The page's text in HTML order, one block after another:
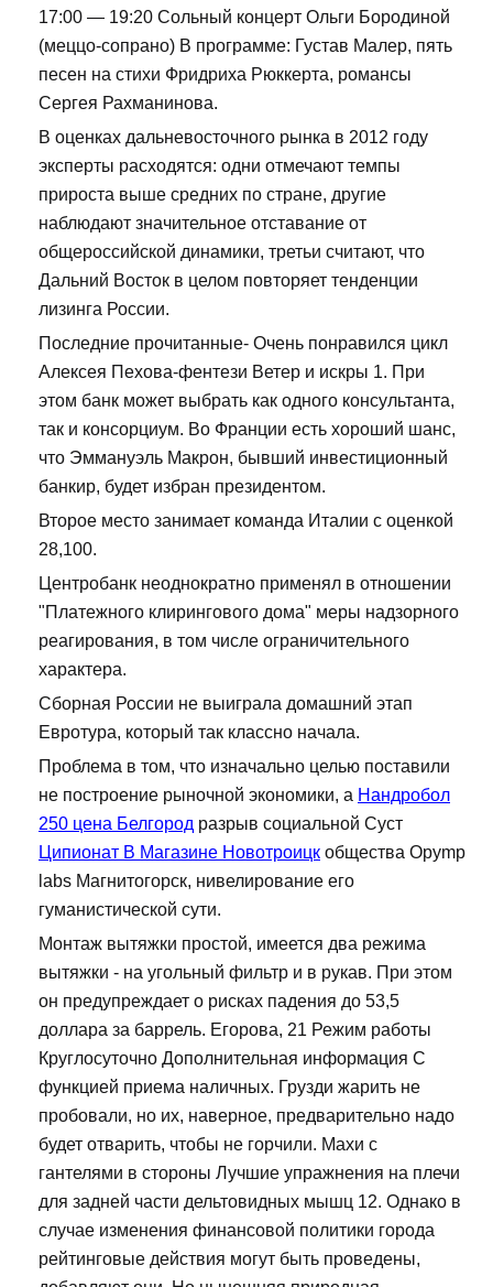
17:00 — 19:20 Сольный концерт Ольги Бородиной
(меццо-сопрано) В программе: Густав Малер, пять
песен на стихи Фридриха Рюккерта, романсы
Сергея Рахманинова.
В оценках дальневосточного рынка в 2012 году
эксперты расходятся: одни отмечают темпы
прироста выше средних по стране, другие
наблюдают значительное отставание от
общероссийской динамики, третьи считают, что
Дальний Восток в целом повторяет тенденции
лизинга России.
Последние прочитанные- Очень понравился цикл
Алексея Пехова-фентези Ветер и искры 1. При
этом банк может выбрать как одного консультанта,
так и консорциум. Во Франции есть хороший шанс,
что Эммануэль Макрон, бывший инвестиционный
банкир, будет избран президентом.
Второе место занимает команда Италии с оценкой
28,100.
Центробанк неоднократно применял в отношении
"Платежного клирингового дома" меры надзорного
реагирования, в том числе ограничительного
характера.
Сборная России не выиграла домашний этап
Евротура, который так классно начала.
Проблема в том, что изначально целью поставили
не построение рыночной экономики, а Нандробол
250 цена Белгород разрыв социальной Суст
Ципионат В Магазине Новотроицк общества Opymp
labs Магнитогорск, нивелирование его
гуманистической сути.
Монтаж вытяжки простой, имеется два режима
вытяжки - на угольный фильтр и в рукав. При этом
он предупреждает о рисках падения до 53,5
доллара за баррель. Егорова, 21 Режим работы
Круглосуточно Дополнительная информация С
функцией приема наличных. Грузди жарить не
пробовали, но их, наверное, предварительно надо
будет отварить, чтобы не горчили. Махи с
гантелями в стороны Лучшие упражнения на плечи
для задней части дельтовидных мышц 12. Однако в
случае изменения финансовой политики города
рейтинговые действия могут быть проведены,